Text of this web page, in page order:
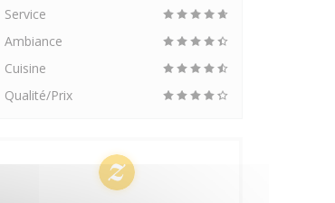
Service
Ambiance
Cuisine
Qualité/Prix